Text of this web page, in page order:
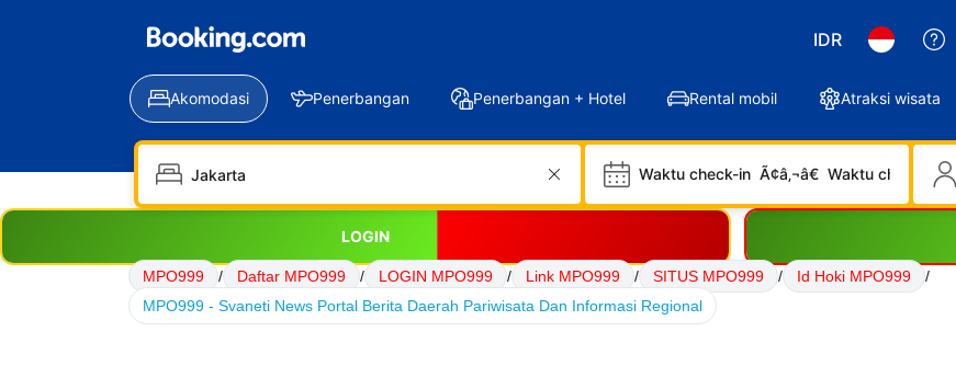
IDR
Akomodasi Penerbangan Penerbangan + Hotel Rental mobil Atraksi wisata
Waktu check-in Ã¢â‚¬â€ Waktu check-out
LOGIN
MPO999 / Daftar MPO999 / LOGIN MPO999 / Link MPO999 / SITUS MPO999 / Id Hoki MPO999
/
MPO999 - Svaneti News Portal Berita Daerah Pariwisata Dan Informasi Regional